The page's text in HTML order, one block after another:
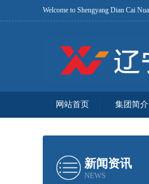
Welcome to Shengyang Dian Cai
网站首页 集团简介
新闻资讯
NEWS